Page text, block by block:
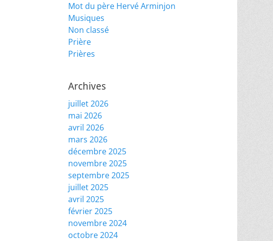
Mot du père Hervé Arminjon
Musiques
Non classé
Prière
Prières
Archives
juillet 2026
mai 2026
avril 2026
mars 2026
décembre 2025
novembre 2025
septembre 2025
juillet 2025
avril 2025
février 2025
novembre 2024
octobre 2024